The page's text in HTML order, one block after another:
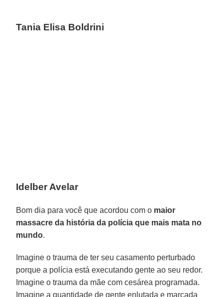
Tania Elisa Boldrini
Idelber Avelar
Bom dia para você que acordou com o maior
massacre da história da polícia que mais mata no
mundo.
Imagine o trauma de ter seu casamento perturbado
porque a polícia está executando gente ao seu redor.
Imagine o trauma da mãe com cesárea programada.
Imagine a quantidade de gente enlutada e marcada